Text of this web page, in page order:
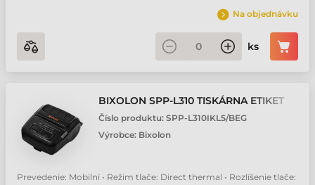
Na objednávku
ks
BIXOLON SPP-L310 TISKÁRNA ETIKET
Číslo produktu: SPP-L310IKL5/BEG
Výrobce: Bixolon
Prevedenie: Mobilní • Režim tlače: Direct thermal • Rozlíšenie tlače: